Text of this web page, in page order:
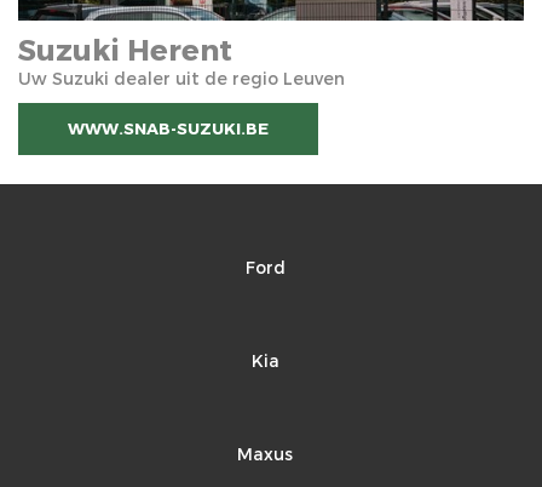
Suzuki Herent
Uw Suzuki dealer uit de regio Leuven
WWW.SNAB-SUZUKI.BE
Ford
Kia
Maxus